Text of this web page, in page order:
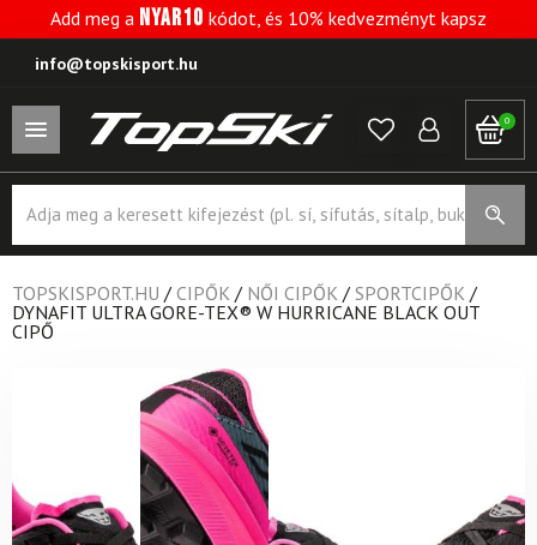
Add meg a NYAR10 kódot, és 10% kedvezményt kapsz
info@topskisport.hu
0
search
TOPSKISPORT.HU / CIPŐK / NŐI CIPŐK / SPORTCIPŐK /
DYNAFIT ULTRA GORE-TEX® W HURRICANE BLACK OUT
CIPŐ